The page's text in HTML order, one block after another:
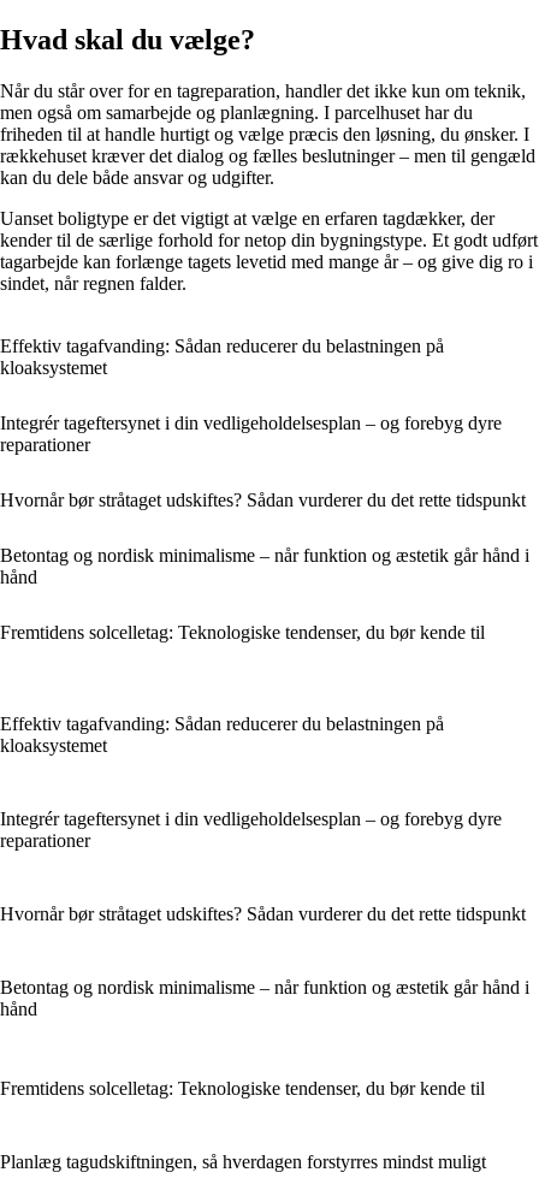
Hvad skal du vælge?
Når du står over for en tagreparation, handler det ikke kun om teknik,
men også om samarbejde og planlægning. I parcelhuset har du
friheden til at handle hurtigt og vælge præcis den løsning, du ønsker. I
rækkehuset kræver det dialog og fælles beslutninger – men til gengæld
kan du dele både ansvar og udgifter.
Uanset boligtype er det vigtigt at vælge en erfaren tagdækker, der
kender til de særlige forhold for netop din bygningstype. Et godt udført
tagarbejde kan forlænge tagets levetid med mange år – og give dig ro i
sindet, når regnen falder.
Effektiv tagafvanding: Sådan reducerer du belastningen på
kloaksystemet
Integrér tageftersynet i din vedligeholdelsesplan – og forebyg dyre
reparationer
Hvornår bør stråtaget udskiftes? Sådan vurderer du det rette tidspunkt
Betontag og nordisk minimalisme – når funktion og æstetik går hånd i
hånd
Fremtidens solcelletag: Teknologiske tendenser, du bør kende til
Effektiv tagafvanding: Sådan reducerer du belastningen på
kloaksystemet
Integrér tageftersynet i din vedligeholdelsesplan – og forebyg dyre
reparationer
Hvornår bør stråtaget udskiftes? Sådan vurderer du det rette tidspunkt
Betontag og nordisk minimalisme – når funktion og æstetik går hånd i
hånd
Fremtidens solcelletag: Teknologiske tendenser, du bør kende til
Planlæg tagudskiftningen, så hverdagen forstyrres mindst muligt